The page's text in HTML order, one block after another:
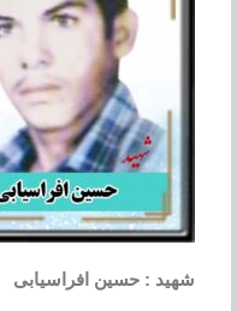
شهید : حسین افراسیابی